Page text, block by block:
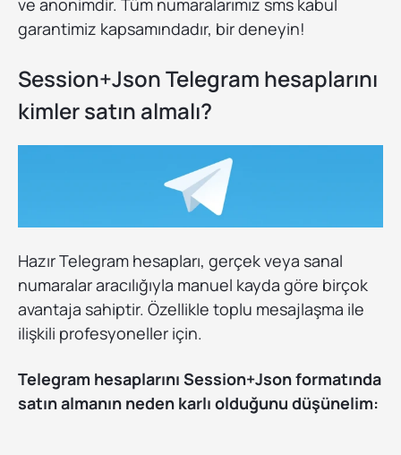
garantimiz kapsamındadır, bir deneyin!
Session+Json Telegram hesaplarını
kimler satın almalı?
Hazır Telegram hesapları, gerçek veya sanal
numaralar aracılığıyla manuel kayda göre birçok
avantaja sahiptir. Özellikle toplu mesajlaşma ile
ilişkili profesyoneller için.
Telegram hesaplarını Session+Json formatında
satın almanın neden karlı olduğunu düşünelim: